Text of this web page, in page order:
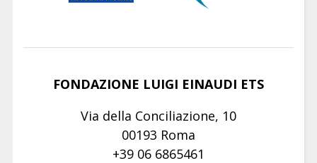
FONDAZIONE LUIGI EINAUDI ETS
Via della Conciliazione, 10
00193 Roma
+39 06 6865461